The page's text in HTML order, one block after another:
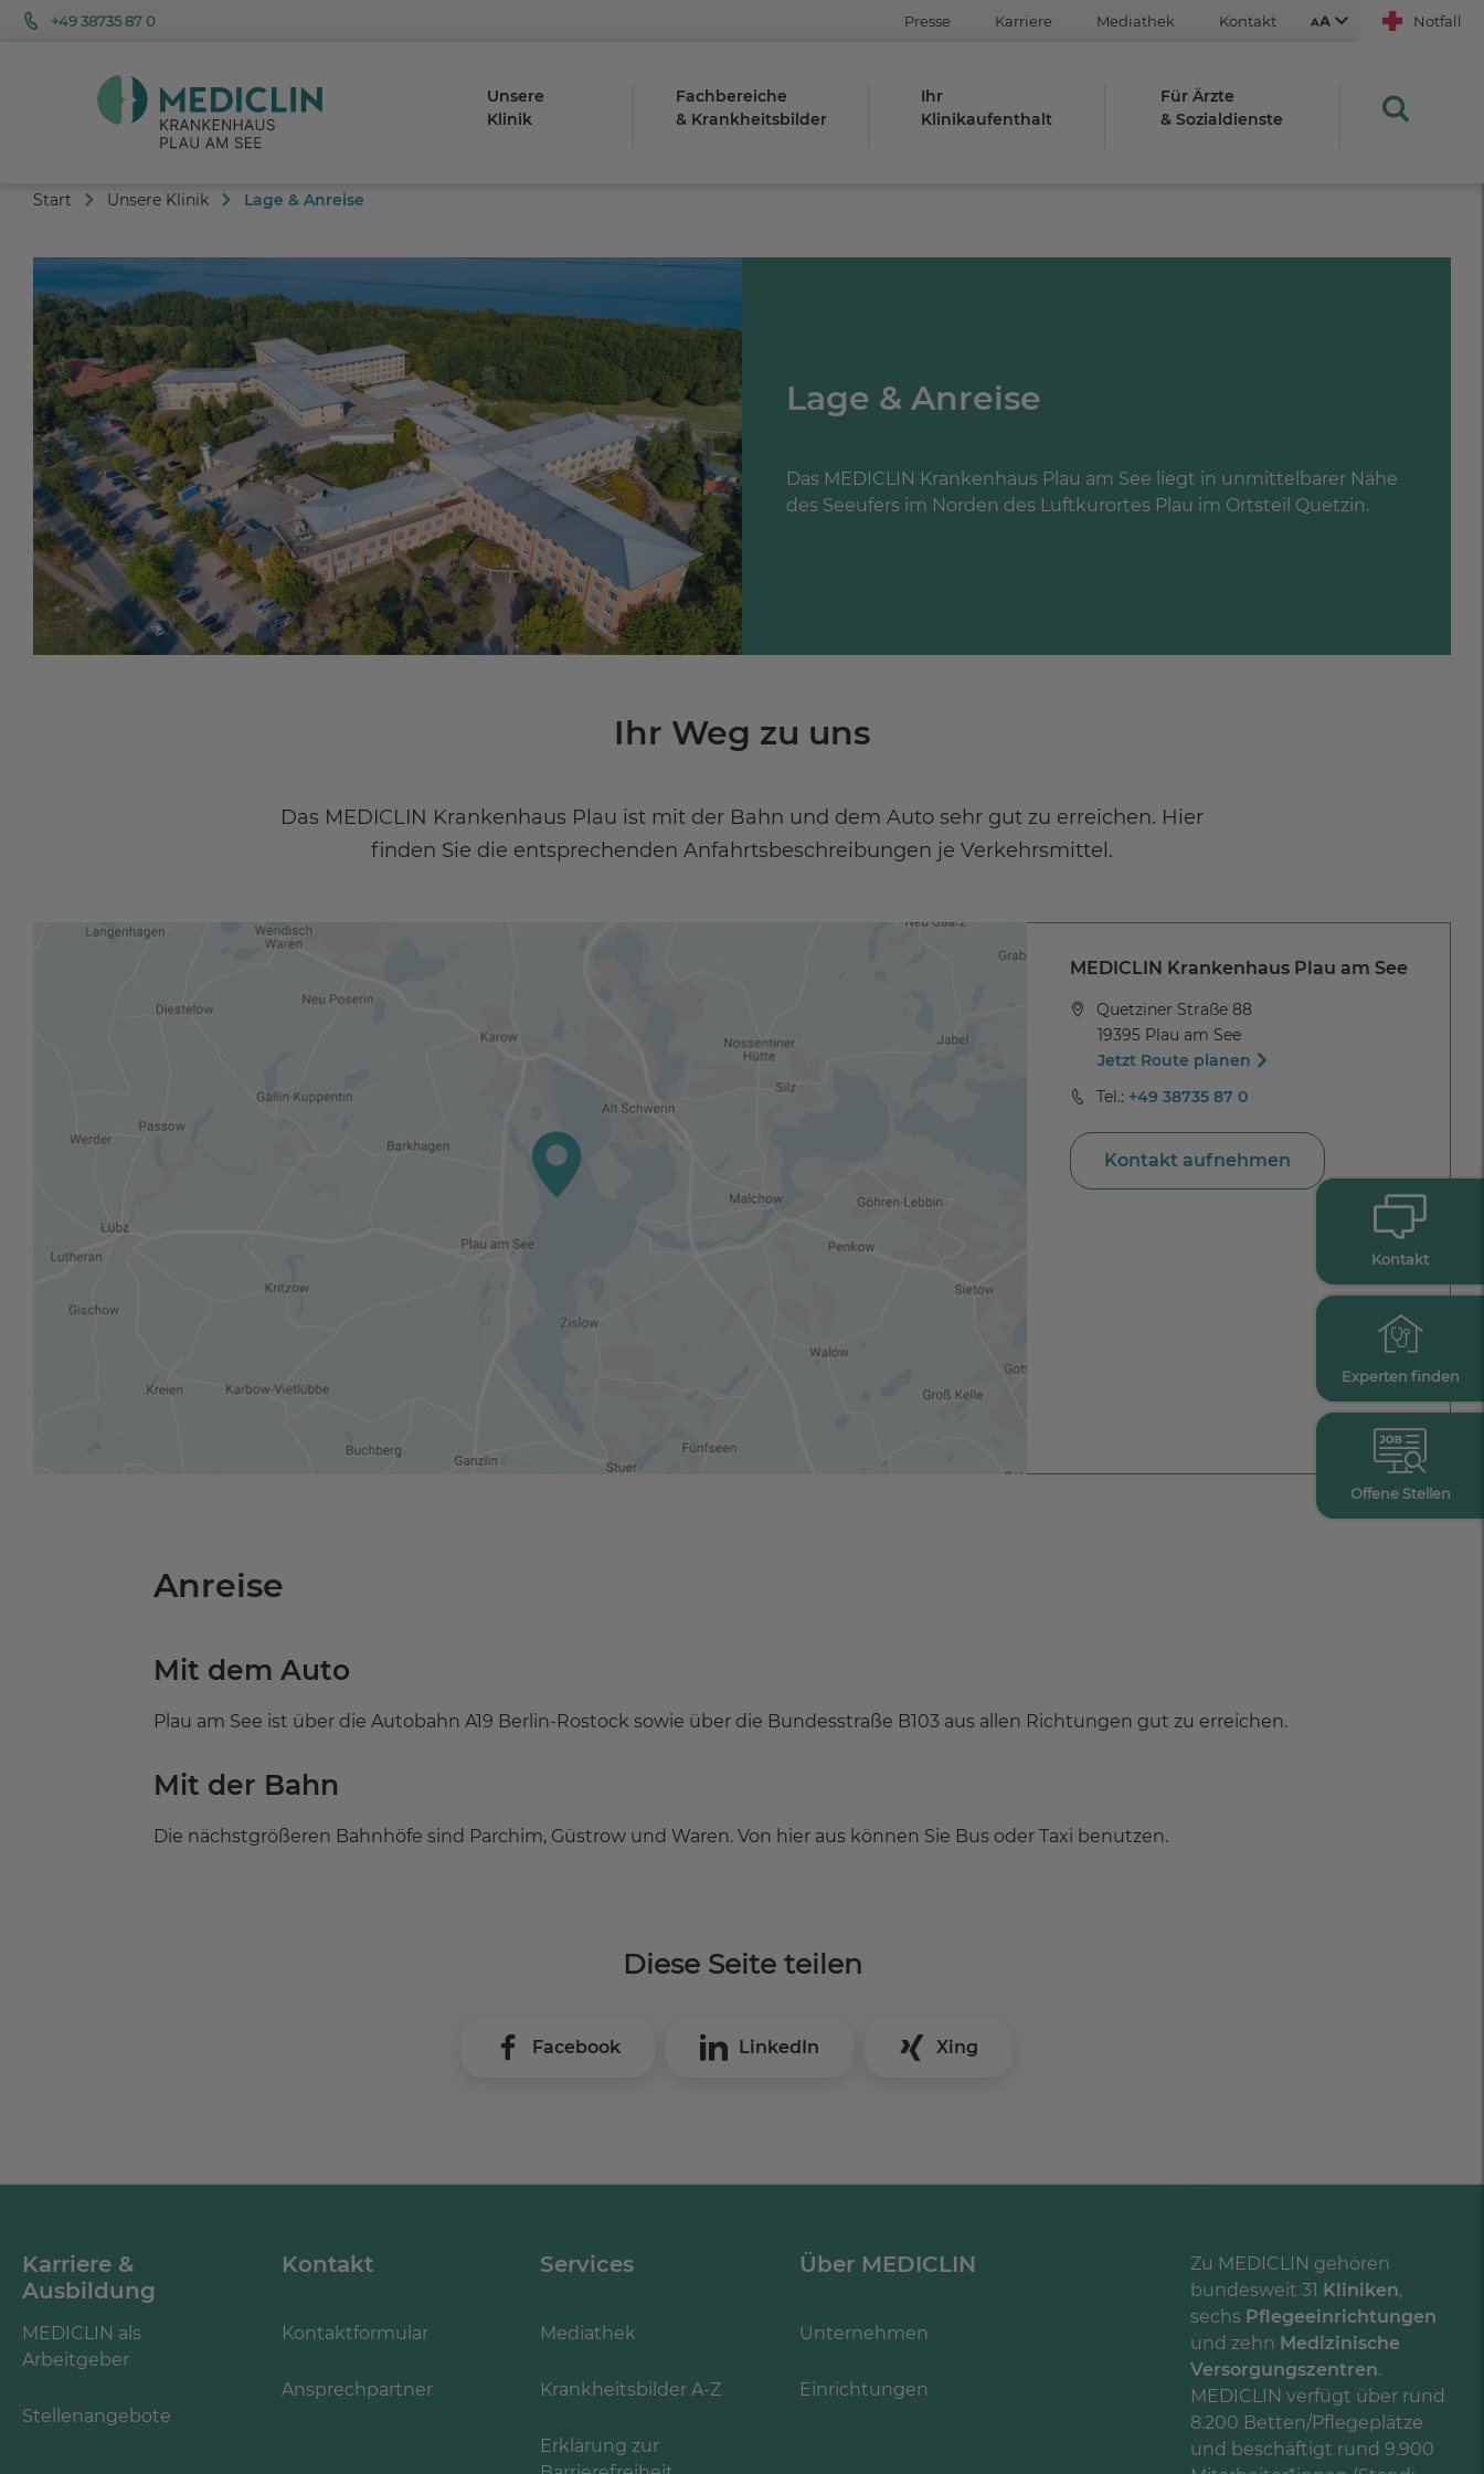
+49 38735 87 0 Presse Karriere Mediathek Kontakt Notfall
Unsere
Klinik
Fachbereiche
& Krankheitsbilder
Ihr
Klinikaufenthalt
Für Ärzte
& Sozialdienste
Start Unsere Klinik Lage & Anreise
Lage & Anreise
Das MEDICLIN Krankenhaus Plau am See liegt in unmittelbarer Nähe
des Seeufers im Norden des Luftkurortes Plau im Ortsteil Quetzin.
Ihr Weg zu uns
Das MEDICLIN Krankenhaus Plau ist mit der Bahn und dem Auto sehr gut zu erreichen. Hier
finden Sie die entsprechenden Anfahrtsbeschreibungen je Verkehrsmittel.
MEDICLIN Krankenhaus Plau am See
Quetziner Straße 88
19395 Plau am See
Jetzt Route planen
Tel.: +49 38735 87 0
Kontakt aufnehmen
Anreise
Mit dem Auto
Plau am See ist über die Autobahn A19 Berlin-Rostock sowie über die Bundesstraße B103 aus allen Richtungen gut zu erreichen.
Mit der Bahn
Die nächstgrößeren Bahnhöfe sind Parchim, Güstrow und Waren. Von hier aus können Sie Bus oder Taxi benutzen.
Diese Seite teilen
Facebook LinkedIn Xing
Karriere &
Ausbildung
MEDICLIN als
Arbeitgeber
Stellenangebote
Kontakt
Kontaktformular
Ansprechpartner
Services
Mediathek
Krankheitsbilder A-Z
Erklärung zur
Über MEDICLIN
Unternehmen
Einrichtungen
Zu MEDICLIN gehören
bundesweit 31 Kliniken,
sechs Pflegeeinrichtungen
und zehn Medizinische
Versorgungszentren.
MEDICLIN verfügt über rund
8.200 Betten/Pflegeplätze
und beschäftigt rund 9.900
Kontakt
Experten finden
Offene Stellen